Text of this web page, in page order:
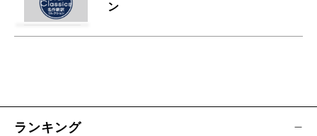
ン
ランキング